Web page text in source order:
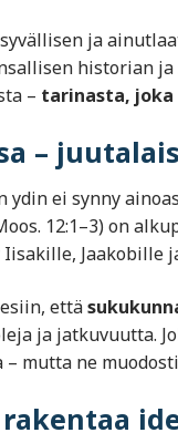
ja
historian
– tarinasta,
–
ydin ei synny
12:1–3) on
Jaakobille
että
ja jatkuvuutta.
mutta ne